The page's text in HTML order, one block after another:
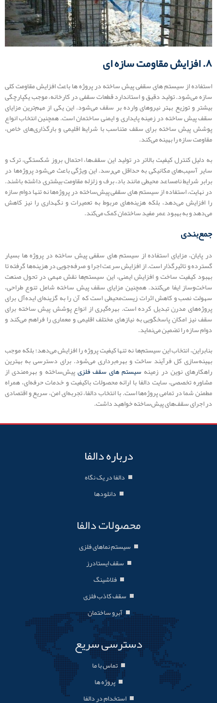
۸. افزایش مقاومت سازه‌ ای
استفاده از سیستم های سقفی پیش‌ ساخته در پروژه‌ ها باعث افزایش مقاومت کلی
سازه می‌شود. تولید دقیق و استاندارد قطعات سقفی در کارخانه، موجب یکپارچگی
بیشتر و توزیع بهتر نیروهای وارده بر سقف می‌شود. این یکی از مهم‌ترین مزایای
سقف پیش ساخته در زمینه پایداری و ایمنی ساختمان است. همچنین انتخاب انواع
پوشش پیش ساخته برای سقف متناسب با شرایط اقلیمی و بارگذاری‌های خاص،
مقاومت سازه را بهینه می‌کند.
به دلیل کنترل کیفیت بالاتر در تولید این سقف‌ها، احتمال بروز شکستگی، ترک و
سایر آسیب‌های مکانیکی به حداقل می‌رسد. این ویژگی باعث می‌شود پروژه‌ها در
برابر شرایط نامساعد محیطی مانند باد، برف و زلزله مقاومت بیشتری داشته باشند.
در نهایت، استفاده از سیستم های سقفی پیش‌ساخته در پروژه‌‌ها نه تنها دوام سازه
را افزایش می‌دهد، بلکه هزینه‌های مربوط به تعمیرات و نگهداری را نیز کاهش
می‌دهد و به بهبود عمر مفید ساختمان کمک می‌کند.
جمع‌بندی
در پایان، مزایای استفاده از سیستم های سقفی پیش‌ ساخته در پروژه‌ ها بسیار
گسترده و تاثیرگذار است. از افزایش سرعت اجرا و صرفه‌جویی در هزینه‌ها گرفته تا
بهبود کیفیت ساخت و افزایش ایمنی، این سیستم‌ها نقش مهمی در تحول صنعت
ساخت‌وساز ایفا می‌کنند. همچنین مزایای سقف پیش ساخته شامل تنوع طراحی،
سهولت نصب و کاهش اثرات زیست‌محیطی است که آن را به گزینه‌ای ایده‌آل برای
پروژه‌های مدرن تبدیل کرده است. بهره‌گیری از انواع پوشش پیش ساخته برای
سقف نیز امکان پاسخگویی به نیازهای مختلف اقلیمی و معماری را فراهم می‌کند و
دوام سازه را تضمین می‌نماید.
بنابراین، انتخاب این سیستم‌ها نه تنها کیفیت پروژه را افزایش می‌دهد؛ بلکه موجب
بهینه‌سازی کل فرآیند ساخت و بهره‌برداری می‌شود. برای دسترسی به بهترین
راهکارهای نوین در زمینه سیستم‌ های سقف فلزیپیش‌ساخته و بهره‌مندی از
مشاوره تخصصی، سایت دالفا با ارائه محصولات باکیفیت و خدمات حرفه‌ای، همراه
مطمئن شما در تمامی پروژه‌ها است. با انتخاب دالفا، تجربه‌ای امن، سریع و اقتصادی
در اجرای سقف‌های پیش‌ساخته خواهید داشت.
درباره دالفا
دالفا در یک نگاه
دانلودها
محصولات دالفا
سیستم نماهای فلزی
سقف ایستادرز
فلاشینگ
سقف کاذب فلزی
آبرو ساختمان
دسترسی سریع
تماس با ما
پروژه ها
استخدام در دالفا